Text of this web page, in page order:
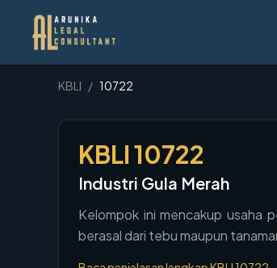
KBLI / 10722
KBLI10722
Industri Gula Merah
Kelompok ini mencakup usaha
berasal dari tebu maupun